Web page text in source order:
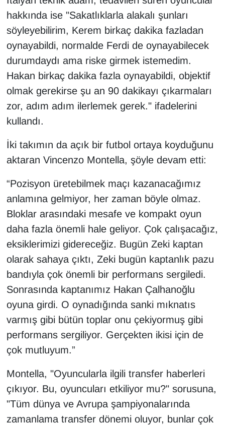
hakkında ise "Sakatlıklarla alakalı şunları
söyleyebilirim, Kerem birkaç dakika fazladan
oynayabildi, normalde Ferdi de oynayabilecek
durumdaydı ama riske girmek istemedim.
Hakan birkaç dakika fazla oynayabildi, objektif
olmak gerekirse şu an 90 dakikayı çıkarmaları
zor, adım adım ilerlemek gerek." ifadelerini
kullandı.
İki takımın da açık bir futbol ortaya koyduğunu
aktaran Vincenzo Montella, şöyle devam etti:
“Pozisyon üretebilmek maçı kazanacağımız
anlamına gelmiyor, her zaman böyle olmaz.
Bloklar arasındaki mesafe ve kompakt oyun
daha fazla önemli hale geliyor. Çok çalışacağız,
eksiklerimizi gidereceğiz. Bugün Zeki kaptan
olarak sahaya çıktı, Zeki bugün kaptanlık pazu
bandıyla çok önemli bir performans sergiledi.
Sonrasında kaptanımız Hakan Çalhanoğlu
oyuna girdi. O oynadığında sanki mıknatıs
varmış gibi bütün toplar onu çekiyormuş gibi
performans sergiliyor. Gerçekten ikisi için de
çok mutluyum.”
Montella, "Oyuncularla ilgili transfer haberleri
çıkıyor. Bu, oyuncuları etkiliyor mu?" sorusuna,
"Tüm dünya ve Avrupa şampiyonalarında
zamanlama transfer dönemi oluyor, bunlar çok